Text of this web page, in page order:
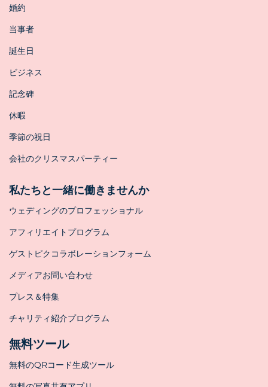
婚約
当事者
誕生日
ビジネス
記念碑
休暇
季節の祝日
会社のクリスマスパーティー
私たちと一緒に働きませんか
ウェディングのプロフェッショナル
アフィリエイトプログラム
ゲストピクコラボレーションフォーム
メディアお問い合わせ
プレス＆特集
チャリティ紹介プログラム
無料ツール
無料のQRコード生成ツール